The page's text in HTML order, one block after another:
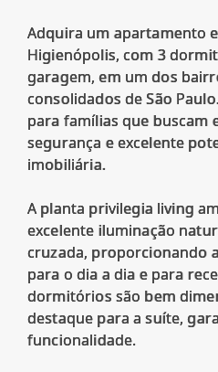
Adquira um apartamento
Higienópolis, com 3
garagem, em um dos
consolidados de São
para famílias que buscam
segurança e excelente
imobiliária.
A planta privilegia living
excelente iluminação
cruzada, proporcionando
para o dia a dia e para
dormitórios são bem
destaque para a suíte,
funcionalidade.